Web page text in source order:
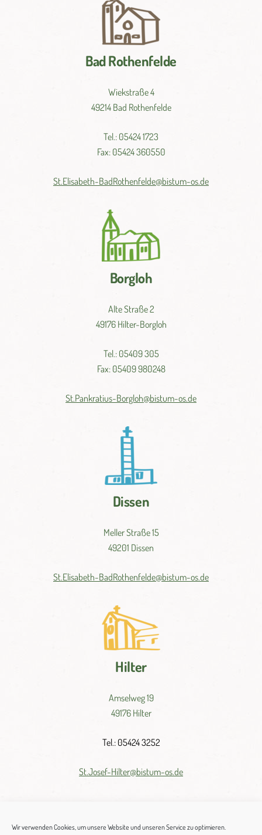
Wir verwenden Cookies, um unsere Website und unseren Service zu optimieren.
Bad Rothenfelde
Wiekstraße 4
49214 Bad Rothenfelde
Tel.: 05424 1723
Fax: 05424 360550
St.Elisabeth-BadRothenfelde@bistum-os.de
Borgloh
Alte Straße 2
49176 Hilter-Borgloh
Tel.: 05409 305
Fax: 05409 980248
St.Pankratius-Borgloh@bistum-os.de
Dissen
Meller Straße 15
49201 Dissen
St.Elisabeth-BadRothenfelde@bistum-os.de
Hilter
Amselweg 19
49176 Hilter
Tel.: 05424 3252
St.Josef-Hilter@bistum-os.de